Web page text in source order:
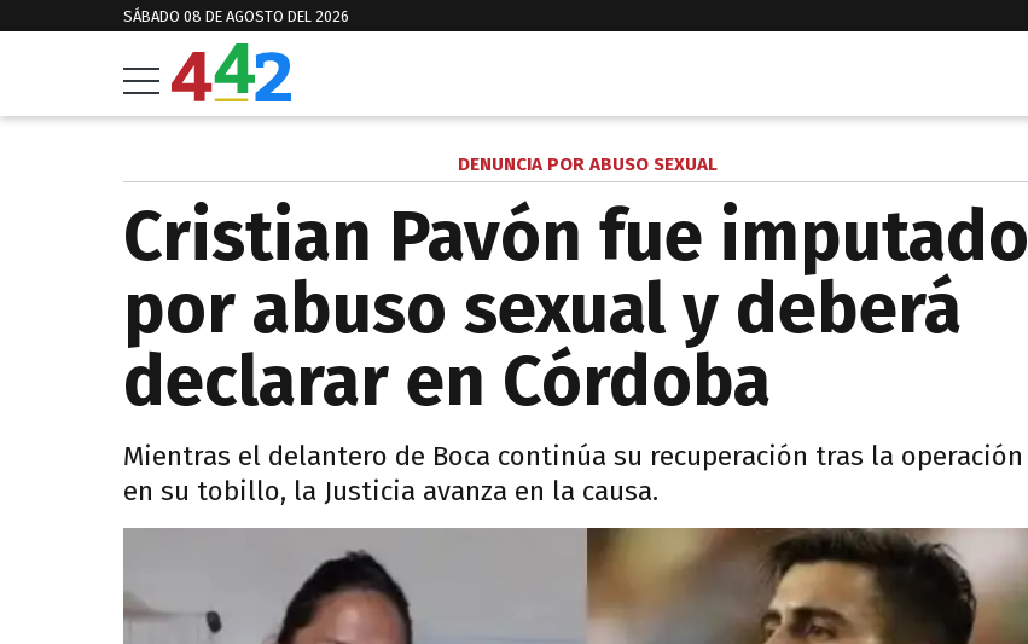
SÁBADO 08 DE AGOSTO DEL 2026
DENUNCIA POR ABUSO SEXUAL
Cristian Pavón fue imputado
por abuso sexual y deberá
declarar en Córdoba
Mientras el delantero de Boca continúa su recuperación tras la operación
en su tobillo, la Justicia avanza en la causa.